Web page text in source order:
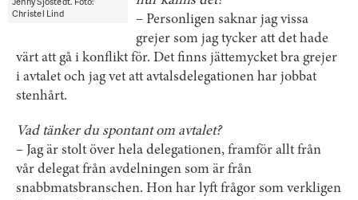
Christel Lind
– Personligen saknar jag vissa
grejer som jag tycker att det hade
värt att gå i konflikt för. Det finns jättemycket bra grejer
i avtalet och jag vet att avtalsdelegationen har jobbat
stenhårt.
Vad tänker du spontant om avtalet?
– Jag är stolt över hela delegationen, framför allt från
vår delegat från avdelningen som är från
snabbmatsbranschen. Hon har lyft frågor som verkligen